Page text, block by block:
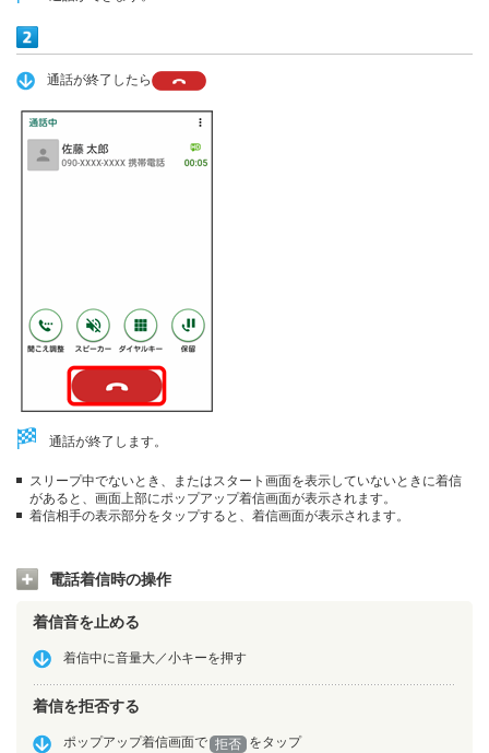
通話が終了したら
通話が終了します。
スリープ中でないとき、またはスタート画面を表示していないときに着信
があると、画面上部にポップアップ着信画面が表示されます。
着信相手の表示部分をタップすると、着信画面が表示されます。
電話着信時の操作
着信音を止める
着信中に音量大／小キーを押す
着信を拒否する
ポップアップ着信画面で 拒否 をタップ